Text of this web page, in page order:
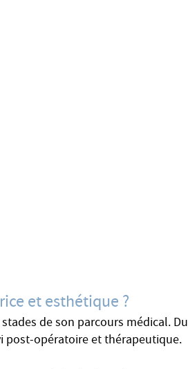
et esthétique ?
de son parcours médical. Du
post-opératoire et thérapeutique.